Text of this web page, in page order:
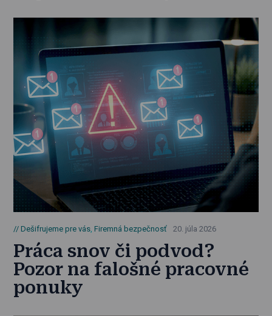
Dešifrujeme pre vás,Firemná bezpečnosť 20. júla 2026
Práca snov či podvod?
Pozor na falošné pracovné
ponuky